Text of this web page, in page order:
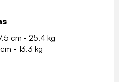
cm - 25.4 kg
- 13.3 kg